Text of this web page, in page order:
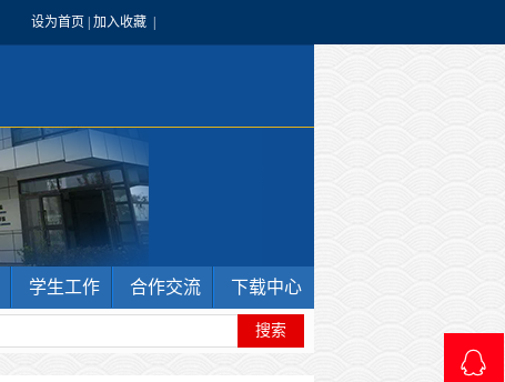
设为首页 加入收藏
学生工作 合作交流 下载中心